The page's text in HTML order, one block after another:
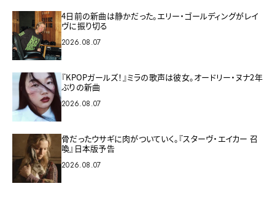
4日前の新曲は静かだった。エリー・ゴールディングがレイ
ヴに振り切る
2026.08.07
『KPOPガールズ！』ミラの歌声は彼女。オードリー・ヌナ2年
ぶりの新曲
2026.08.07
骨だったウサギに肉がついていく。『スターヴ・エイカー 召
喚』日本版予告
2026.08.07